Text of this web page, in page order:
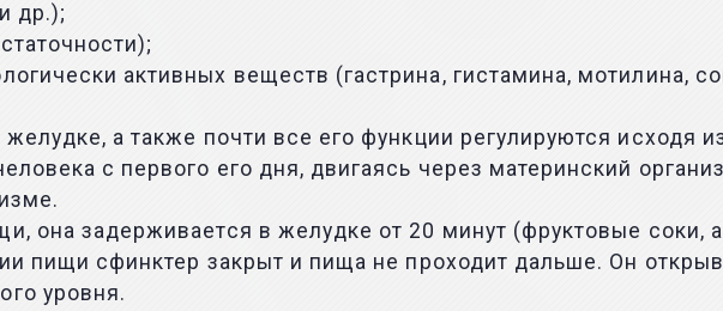
др.);
активных веществ (гастрина, гистамина, мотилина,
а также почти все его функции регулируются исходя
с первого его дня, двигаясь через материнский
она задерживается в желудке от 20 минут (фруктовые соки,
пищи сфинктер закрыт и пища не проходит дальше. Он
уровня.